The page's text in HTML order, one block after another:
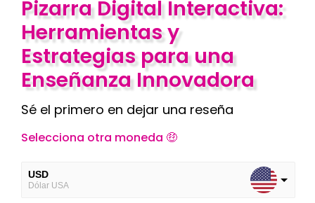
Blog
Contacto
Pizarra Digital Interactiva:
Herramientas y
Estrategias para una
Enseñanza Innovadora
Sé el primero en dejar una reseña
Selecciona otra moneda 🤑
USD
Dólar USA